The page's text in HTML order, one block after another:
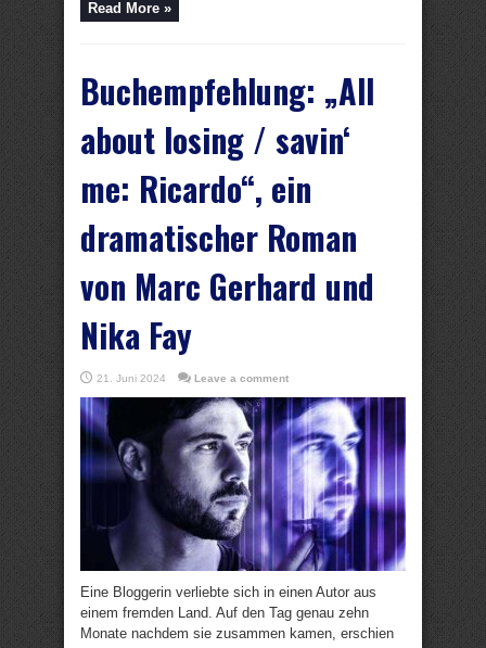
Read More »
Buchempfehlung: „All
about losing / savin‘
me: Ricardo“, ein
dramatischer Roman
von Marc Gerhard und
Nika Fay
21. Juni 2024 Leave a comment
Eine Bloggerin verliebte sich in einen Autor aus
einem fremden Land. Auf den Tag genau zehn
Monate nachdem sie zusammen kamen, erschien